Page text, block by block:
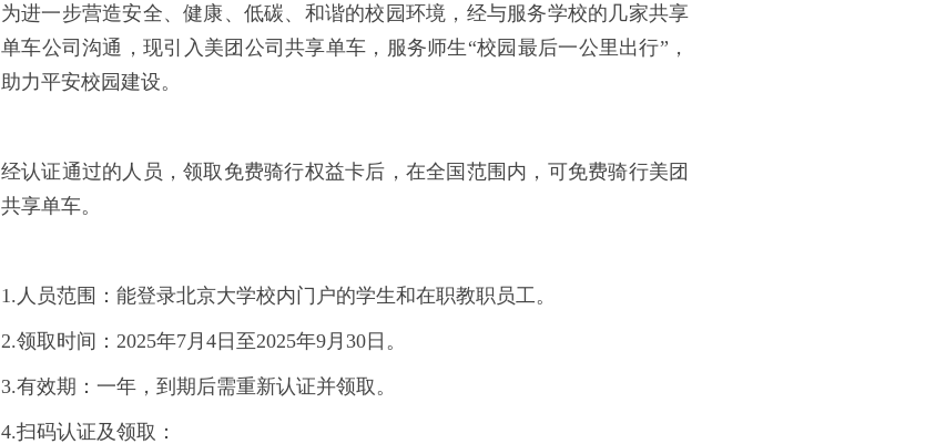
为进一步营造安全、健康、低碳、和谐的校园环境，经与服务学校的几家共享
单车公司沟通，现引入美团公司共享单车，服务师生“校园最后一公里出行”，
助力平安校园建设。
经认证通过的人员，领取免费骑行权益卡后，在全国范围内，可免费骑行美团
共享单车。
1.人员范围：能登录北京大学校内门户的学生和在职教职员工。
2.领取时间：2025年7月4日至2025年9月30日。
3.有效期：一年，到期后需重新认证并领取。
4.扫码认证及领取：